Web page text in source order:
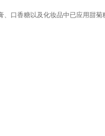
口香糖以及化妆品中已应用甜菊